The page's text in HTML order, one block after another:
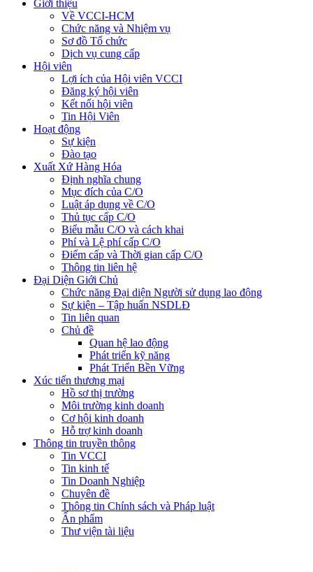
Giới thiệu
Về VCCI-HCM
Chức năng và Nhiệm vụ
Sơ đồ Tổ chức
Dịch vụ cung cấp
Hội viên
Lợi ích của Hội viên VCCI
Đăng ký hội viên
Kết nối hội viên
Tin Hội Viên
Hoạt động
Sự kiện
Đào tạo
Xuất Xứ Hàng Hóa
Định nghĩa chung
Mục đích của C/O
Luật áp dụng về C/O
Thủ tục cấp C/O
Biểu mẫu C/O và cách khai
Phí và Lệ phí cấp C/O
Điểm cấp và Thời gian cấp C/O
Thông tin liên hệ
Đại Diện Giới Chủ
Chức năng Đại diện Người sử dụng lao động
Sự kiện – Tập huấn NSDLĐ
Tin liên quan
Chủ đề
Quan hệ lao động
Phát triển kỹ năng
Phát Triển Bền Vững
Xúc tiến thương mại
Hồ sơ thị trường
Môi trường kinh doanh
Cơ hội kinh doanh
Hỗ trợ kinh doanh
Thông tin truyền thông
Tin VCCI
Tin kinh tế
Tin Doanh Nghiệp
Chuyên đề
Thông tin Chính sách và Pháp luật
Ấn phẩm
Thư viện tài liệu